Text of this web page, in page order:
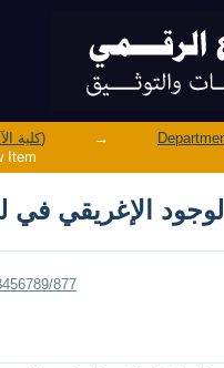
Faculty of Arts (كلية الآداب) →
Item
الوجود الإغريقي في
877